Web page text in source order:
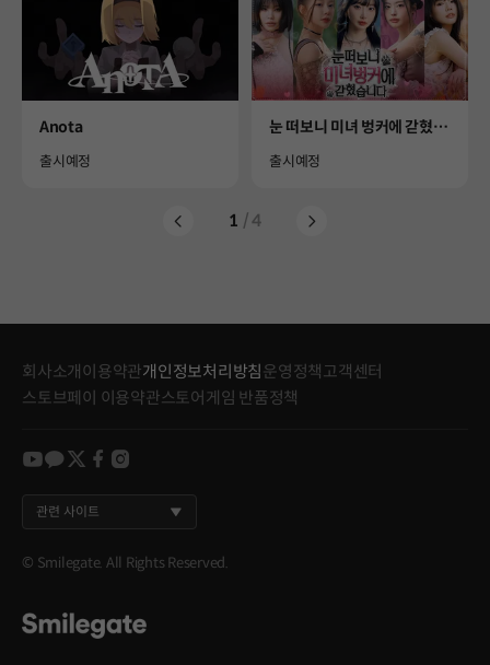
Product
Anota
Availability
출시예정
Product
눈 떠보니 미녀 벙커에 갇혔습
Availability
출시예정
1 / 4
회사소개 이용약관개인정보처리방침 운영정책고객센터
스토브페이 이용약관스토어게임 반품정책
youtube
kakao
twitter
facebook
instagram
관련 사이트
© Smilegate. All Rights Reserved.